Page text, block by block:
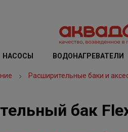
НАСОСЫ ВОДОНАГРЕВАТЕЛИ
Расширительные баки и
бак